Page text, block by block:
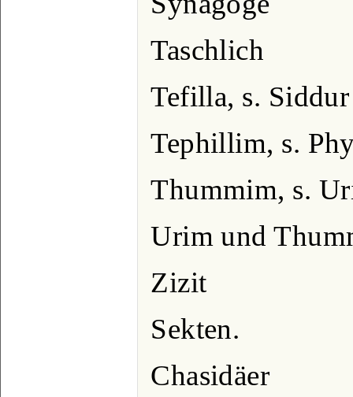
Taschlich
Tefilla, s. Siddur
Tephillim, s.
Thummim, s.
Urim und
Zizit
Sekten.
Chasidäer